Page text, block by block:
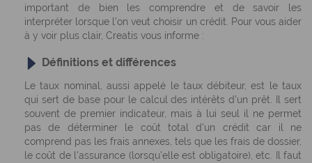
important de bien les comprendre et de savoir les
interpréter lorsque l'on veut choisir un crédit. Pour vous aider
à y voir plus clair, Creatis vous informe :
Définitions et différences
Le taux nominal , aussi appelé le taux débiteur, est le taux
qui sert de base pour le calcul des intérêts d'un prêt. Il sert
souvent de premier indicateur, mais à lui seul il ne permet
pas de déterminer le coût total d'un crédit car il ne
comprend pas les frais annexes, tels que les frais de dossier,
le coût de l'assurance (lorsqu'elle est obligatoire), etc. Il faut